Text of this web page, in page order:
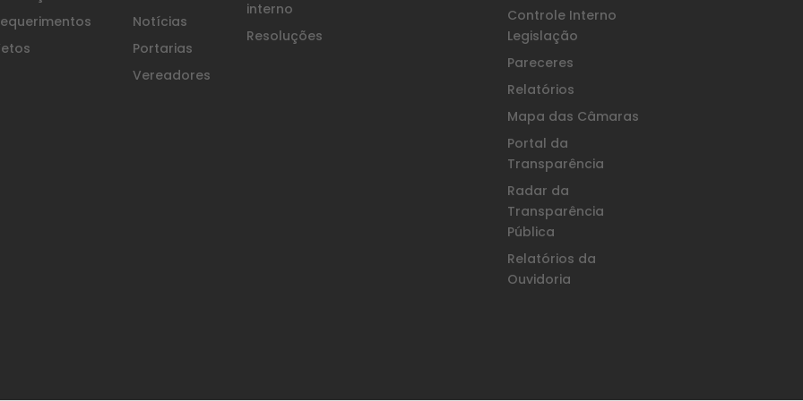
Notícias
Portarias
Vereadores
interno
Resoluções
Controle Interno
Legislação
Pareceres
Relatórios
Mapa das Câmaras
Portal da
Transparência
Radar da
Transparência
Pública
Relatórios da
Ouvidoria